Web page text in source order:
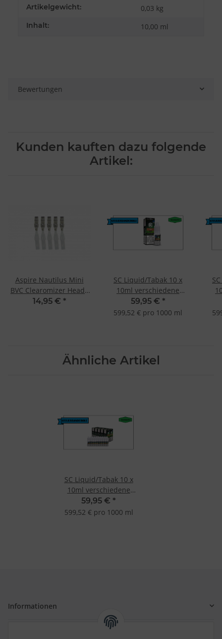
Artikelgewicht: 0,03 kg
Inhalt: 10,00 ml
Bewertungen
Kunden kauften dazu folgende
Artikel:
Aspire Nautilus Mini
BVC Clearomizer Heads
(5 Stück pro Packung) 0,7
14,95 € *
SC Liquid/Tabak 10 x
10ml verschiedene
Geschmacksrichtungen
Pure Tabak-0mg
59,95 € *
599,52 € pro 1000 ml
Ähnliche Artikel
SC Liquid/Tabak 10 x
10ml verschiedene
Geschmacksrichtungen
59,95 € *
599,52 € pro 1000 ml
Informationen